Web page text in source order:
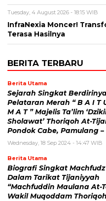
Tuesday, 4 August 2026 - 18:15 WIB
InfraNexia Moncer!
Terasa Hasilnya
BERITA TERBARU
Berita Utama
Sejarah Singkat
Pelataran Merah “ B A I T
M A T ” Majelis Ta’lim
Sholawat’ Thoriqoh At-
Pondok Cabe, Pamulang
Wednesday, 18 Sep 2024 - 14:47 WIB
Berita Utama
Biografi Singkat
Dalam Tarikat Tijaniyyah
“Machfuddin Maulana At-
Wakil Muqoddam